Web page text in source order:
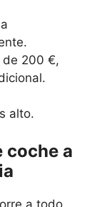
de 200 €,
alto.
coche a
a todo